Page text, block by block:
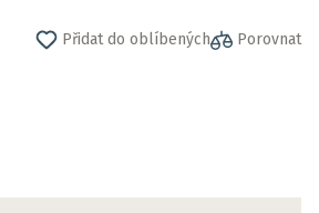
Přidat do oblíbených Porovnat